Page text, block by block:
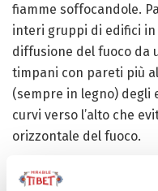
fiamme soffocandole.
interi gruppi di edifici
diffusione del fuoco da
timpani con pareti più
(sempre in legno) degli
curvi verso l’alto che
orizzontale del fuoco.
Dicevamo, antica